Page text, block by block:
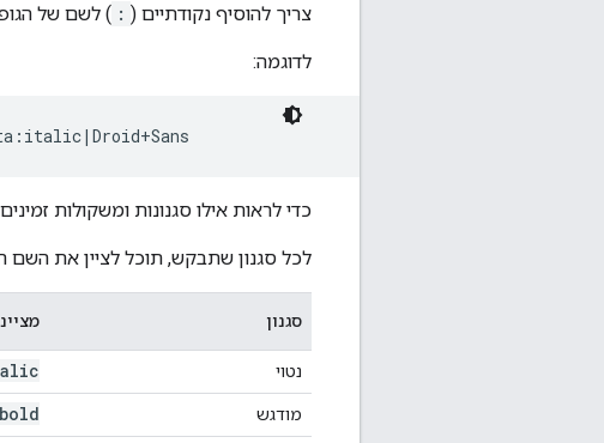
צריך להוסיף נקודתיים ( : ) לשם של
לדוגמה:
כדי לראות אילו סגנונות ומשקולות
לכל סגנון שתבקש, תוכל לציין את
סגנון
נטוי
מודגש bold